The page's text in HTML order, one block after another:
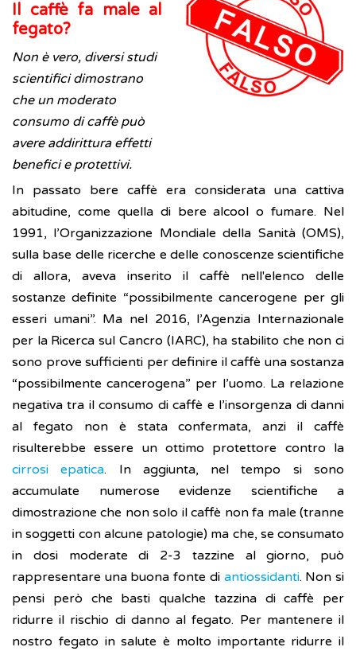
Il caffè fa male al
fegato?
Non è vero, diversi studi
scientifici dimostrano
che un moderato
consumo di caffè può
avere addirittura effetti
benefici e protettivi.
In passato bere caffè era considerata una cattiva
abitudine, come quella di bere alcool o fumare. Nel
1991, l’Organizzazione Mondiale della Sanità (OMS),
sulla base delle ricerche e delle conoscenze scientifiche
di allora, aveva inserito il caffè nell'elenco delle
sostanze definite “possibilmente cancerogene per gli
esseri umani”. Ma nel 2016, l’Agenzia Internazionale
per la Ricerca sul Cancro (IARC), ha stabilito che non ci
sono prove sufficienti per definire il caffè una sostanza
“possibilmente cancerogena” per l’uomo. La relazione
negativa tra il consumo di caffè e l’insorgenza di danni
al fegato non è stata confermata, anzi il caffè
risulterebbe essere un ottimo protettore contro la
cirrosi epatica. In aggiunta, nel tempo si sono
accumulate numerose evidenze scientifiche a
dimostrazione che non solo il caffè non fa male (tranne
in soggetti con alcune patologie) ma che, se consumato
in dosi moderate di 2-3 tazzine al giorno, può
rappresentare una buona fonte di antiossidanti. Non si
pensi però che basti qualche tazzina di caffè per
ridurre il rischio di danno al fegato. Per mantenere il
nostro fegato in salute è molto importante ridurre il